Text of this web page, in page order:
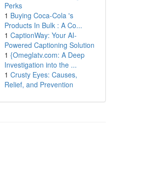
Perks
1 Buying Coca-Cola 's
Products In Bulk : A Co...
1 CaptionWay: Your AI-
Powered Captioning Solution
1 {Omeglatv.com: A Deep
Investigation into the ...
1 Crusty Eyes: Causes,
Relief, and Prevention